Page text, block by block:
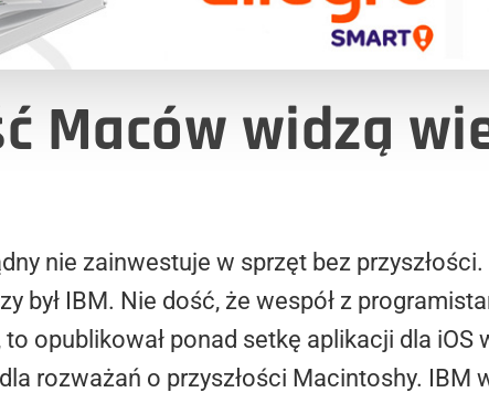
Maców widzą
nie zainwestuje w sprzęt bez
był IBM. Nie dość, że wespół z
opublikował ponad setkę aplikacji dla iOS
rozważań o przyszłości Macintoshy. IBM